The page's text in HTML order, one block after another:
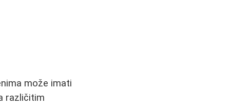
može imati
različitim